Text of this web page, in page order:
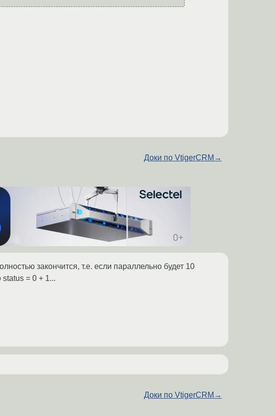
Доки по VtigerCRM →
закончится, т.е. если параллельно будет 10
status = 0 + 1...
Доки по VtigerCRM →